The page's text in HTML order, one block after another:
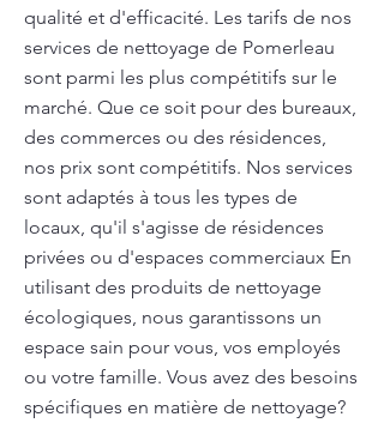
qualité et d'efficacité. Les tarifs de nos
services de nettoyage de Pomerleau
sont parmi les plus compétitifs sur le
marché. Que ce soit pour des bureaux,
des commerces ou des résidences,
nos prix sont compétitifs. Nos services
sont adaptés à tous les types de
locaux, qu'il s'agisse de résidences
privées ou d'espaces commerciaux En
utilisant des produits de nettoyage
écologiques, nous garantissons un
espace sain pour vous, vos employés
ou votre famille. Vous avez des besoins
spécifiques en matière de nettoyage?